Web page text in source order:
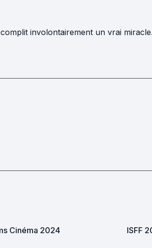
involontairement un vrai miracle.
Cinéma 2024 ISFF